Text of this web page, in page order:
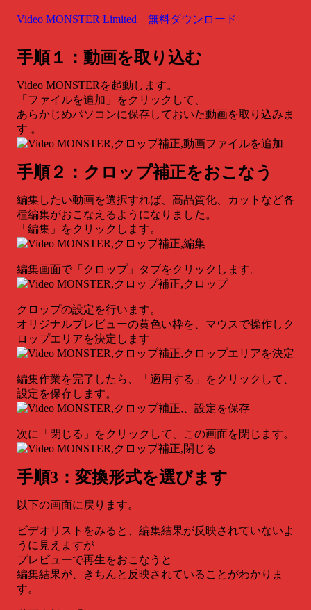
Video MONSTER Limited 無料ダウンロード
手順１：動画を取り込む
Video MONSTERを起動します。
「ファイルを追加」をクリックして、
あらかじめパソコンに保存しておいた動画を取り込みま
す 。
手順２：クロップ補正をおこなう
編集したい動画を選択すれば、高品質化、カットなど各
種編集がおこなえるようになりました。
「編集」をクリックします。
編集画面で「クロップ」タブをクリックします。
クロップの設定を行います。
オリジナルプレビューの黄色い枠を、マウスで操作しク
ロップエリアを決定します
編集作業を完了したら、「適用する」をクリックして、
設定を保存します。
次に「閉じる」をクリックして、この画面を閉じます。
手順3：変換形式を選びます
以下の画面に戻ります。
ビデオリストをみると、編集結果が反映されていないよ
うに見えますが
プレビューで再生をおこなうと
編集結果が、きちんと反映されていることがわかりま
す。